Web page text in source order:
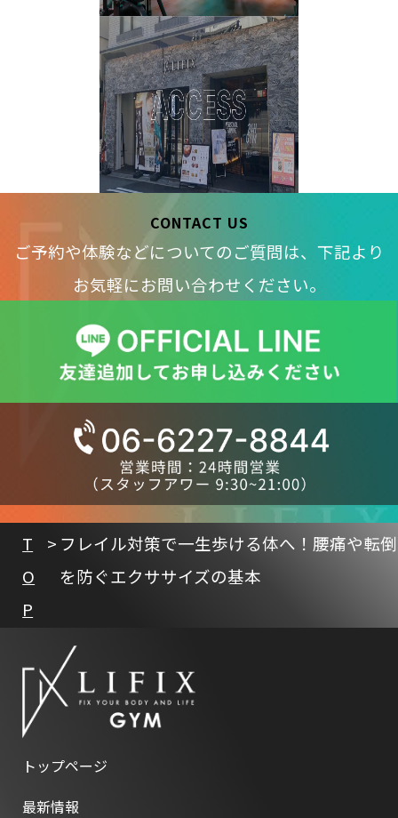
CONTACT US
ご予約や体験などについてのご質問は、下記より
お気軽にお問い合わせください。
T
O
P
フレイル対策で一生歩ける体へ！腰痛や転倒
を防ぐエクササイズの基本
トップページ
最新情報